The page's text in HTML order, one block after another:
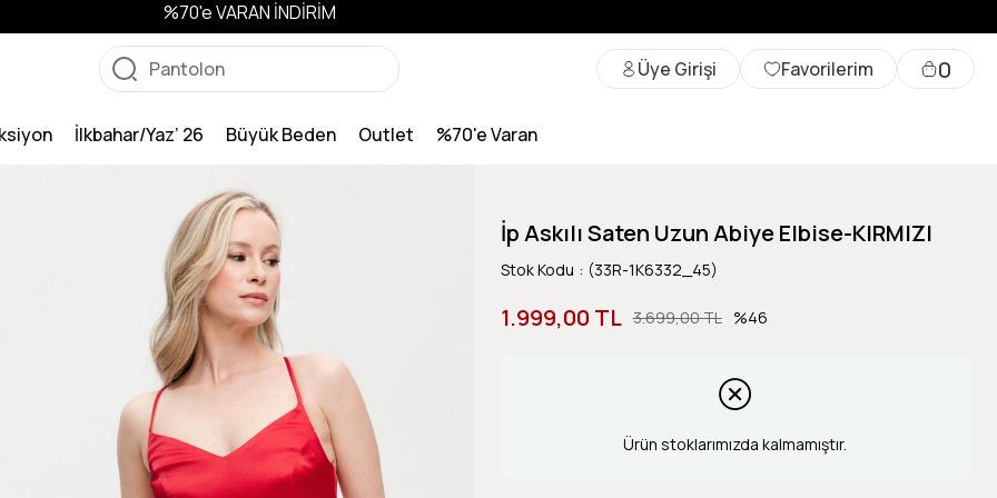
%70'e VARAN İNDİRİM
Üye Girişi Favorilerim 0
İlkbahar/Yaz’ 26 Büyük Beden Outlet %70'e Varan
İp Askılı Saten Uzun Abiye Elbise-KIRMIZI
Stok Kodu (33R-1K6332_45)
3.699,00 TL
1.999,00 TL 46
Ürün stoklarımızda kalmamıştır.